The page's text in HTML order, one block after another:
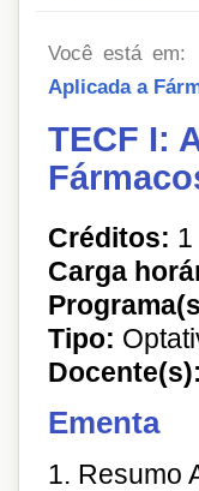
Você está
Aplicada a
TECF I:
Créditos: 1
Carga
Tipo:
Docente(s):
Ementa
1. Resumo